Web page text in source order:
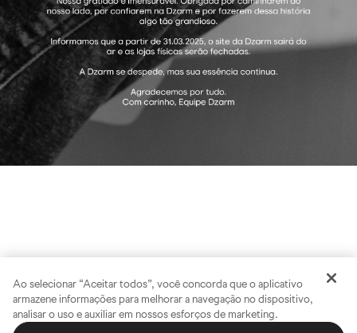
Ao selecionar “Aceitar todos”, você concorda que o aplicativo
armazene informações para melhorar a navegação no dispositivo,
analisar o uso e auxiliar em nossos esforços de marketing.